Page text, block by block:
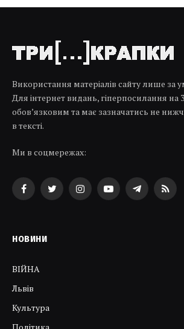
Використання матеріалів сайту лише за
Для інтернет видань, гіперпосилання на
обов’язковим та має зазначатись не
в тексті.
Ми в соцмережах:
FacebookTwitterInstagramYouTubeTelegramRSS
НОВИНИ
ВІЙНА
Львів
Культура